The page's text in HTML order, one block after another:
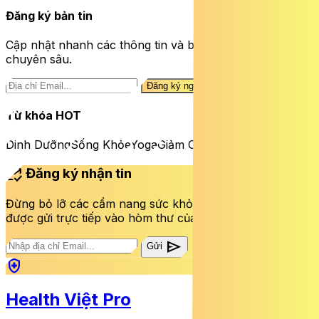
Đăng ký bản tin
Cập nhật nhanh các thông tin và bài viết sức khỏe
chuyên sâu.
Đăng ký ngay
Từ khóa HOT
Dinh DưỡngSống KhỏeYogaGiảm Cân
mark_email_read Đăng ký nhận tin
Đừng bỏ lỡ các cẩm nang sức khỏe và bài viết mới nhất
được gửi trực tiếp vào hòm thư của bạn mỗi tuần.
Gửi send
health_and_safety
Health Việt Pro